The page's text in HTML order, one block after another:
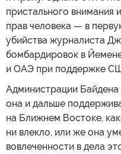
пристального внимания
прав человека — в
убийства журналиста
бомбардировок в
и ОАЭ при поддержке
Администрации Байдена
она и дальше
на Ближнем Востоке,
ни влекло, или же она
вовлеченности в дела